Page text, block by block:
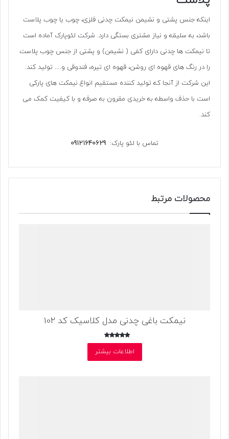
اینکه جنس پشتی و نشیمن نیمکت چدنی فلزی، چوب یا چوب پلاست
باشد، به سلیقه و نیاز مشتری بستگی دارد. شرکت لئوپارک آماده است
تا نیمکت ها چدنی دارای کفی ( نشیمن) و پشتی از جنس چوب پلاست
را در رنگ های قهوه ای روشن، قهوه ای تیره، فندوقی و… تولید کند.
این شرکت از آنجا که تولید کننده مستقیم انواع نیمکت های پارکی
است با حذف واسطه به خریدی مقرون به صرفه و با کیفیت کمک می
کند.
تماس با لئو پارک: 09121640629
محصولات مرتبط
نیمکت باغی چدنی مدل کلاسیک کد 102
امتیاز
5.00
از 5
اطلاعات بیشتر